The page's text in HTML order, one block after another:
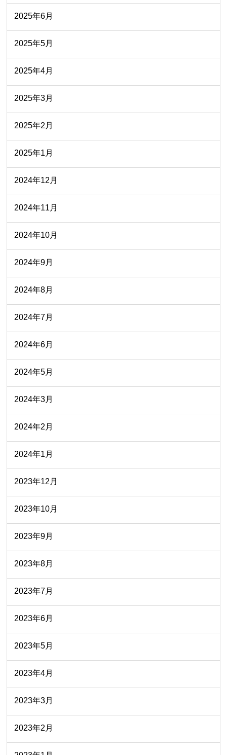
2025年6月
2025年5月
2025年4月
2025年3月
2025年2月
2025年1月
2024年12月
2024年11月
2024年10月
2024年9月
2024年8月
2024年7月
2024年6月
2024年5月
2024年3月
2024年2月
2024年1月
2023年12月
2023年10月
2023年9月
2023年8月
2023年7月
2023年6月
2023年5月
2023年4月
2023年3月
2023年2月